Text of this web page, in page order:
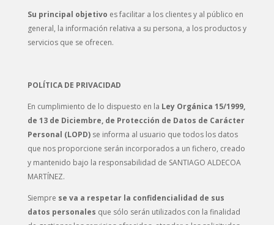
Su principal objetivo es facilitar a los clientes y al público en
general, la información relativa a su persona, a los productos y
servicios que se ofrecen.
POLÍTICA DE PRIVACIDAD
En cumplimiento de lo dispuesto en la Ley Orgánica 15/1999,
de 13 de Diciembre, de Protección de Datos de Carácter
Personal (LOPD)se informa al usuario que todos los datos
que nos proporcione serán incorporados a un fichero, creado
y mantenido bajo la responsabilidad de SANTIAGO ALDECOA
MARTÍNEZ.
Siempre se va a respetar la confidencialidad de sus
datos personales que sólo serán utilizados con la finalidad